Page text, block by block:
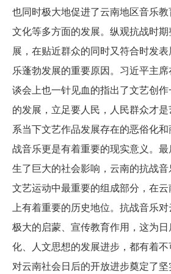
也同时极大地促进了云南地区音乐
文化等多方面的发展。纵观抗战时
展，在贴近群众的同时又符合时发
乐蓬勃发展的重要原因。习近平主
谈会上也一针见血的指出了文艺创
的发展，立足要人民，人民群众才
系当下文艺作品发展存在的恶俗化
战音乐更是有着重要的现实意义。
生了巨大的社会影响，云南的抗战
文艺运动中最重要的组成部分，在
上有着重要的历史地位。抗战音乐
极大的启蒙、宣传教育作用，这为
化、人文思想的发展进步，都有着
对云南社会日后的开放进步奠定了